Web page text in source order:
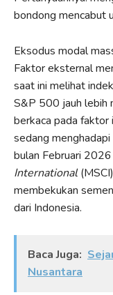
bondong mencabut
Eksodus modal
Faktor eksternal
saat ini melihat
S&P 500 jauh lebih
berkaca pada faktor
sedang
bulan Februari 2026
International
membekukan
dari Indonesia.
Baca Juga:
Nusantara